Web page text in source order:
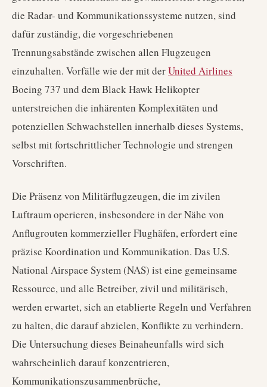
die Radar- und Kommunikationssysteme nutzen, sind
dafür zuständig, die vorgeschriebenen
Trennungsabstände zwischen allen Flugzeugen
einzuhalten. Vorfälle wie der mit derUnited Airlines
Boeing 737 und dem Black Hawk Helikopter
unterstreichen die inhärenten Komplexitäten und
potenziellen Schwachstellen innerhalb dieses Systems,
selbst mit fortschrittlicher Technologie und strengen
Vorschriften.
Die Präsenz von Militärflugzeugen, die im zivilen
Luftraum operieren, insbesondere in der Nähe von
Anflugrouten kommerzieller Flughäfen, erfordert eine
präzise Koordination und Kommunikation. Das U.S.
National Airspace System (NAS) ist eine gemeinsame
Ressource, und alle Betreiber, zivil und militärisch,
werden erwartet, sich an etablierte Regeln und Verfahren
zu halten, die darauf abzielen, Konflikte zu verhindern.
Die Untersuchung dieses Beinaheunfalls wird sich
wahrscheinlich darauf konzentrieren,
Kommunikationszusammenbrüche,